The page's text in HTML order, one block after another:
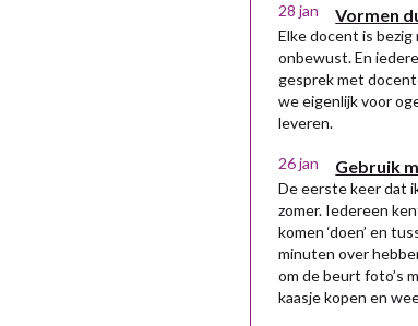
28 jan Vormen
Elke docent is
onbewust. En
gesprek met
we eigenlijk voor
leveren.
26 jan Gebruik
De eerste keer dat
zomer. Iedereen
komen ‘doen’ en
minuten over
om de beurt foto’s
kaasje kopen en